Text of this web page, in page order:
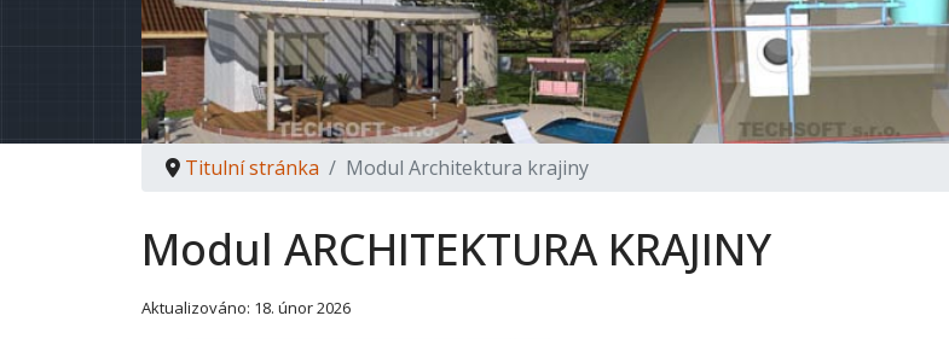
Titulní stránka Modul Architektura krajiny
Modul ARCHITEKTURA KRAJINY
Aktualizováno: 18. únor 2026